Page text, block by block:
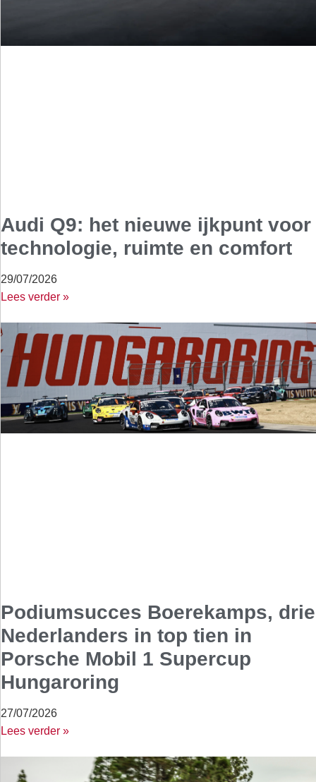
Audi Q9: het nieuwe ijkpunt voor
technologie, ruimte en comfort
29/07/2026
Lees verder »
Podiumsucces Boerekamps, drie
Nederlanders in top tien in
Porsche Mobil 1 Supercup
Hungaroring
27/07/2026
Lees verder »